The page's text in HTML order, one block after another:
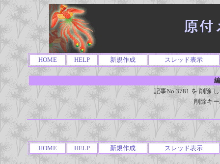
HOME HELP 新規作成 スレッド表示
記事No.3781 を 削除
削除キ
HOME HELP 新規作成 スレッド表示